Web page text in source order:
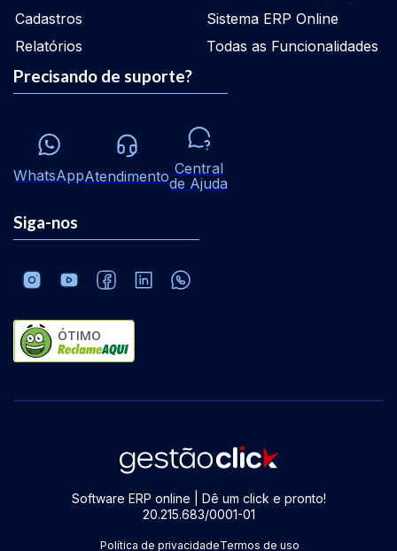
Cadastros
Relatórios
Sistema ERP Online
Todas as Funcionalidades
Precisando de suporte?
WhatsAppAtendimento Central
de Ajuda
Siga-nos
ÓTIMO
Software ERP online | Dê um click e pronto!
20.215.683/0001-01
Política de privacidadeTermos de uso